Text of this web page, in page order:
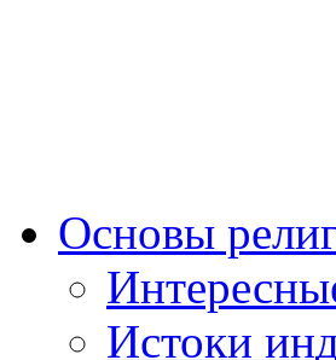
Основы
Истоки